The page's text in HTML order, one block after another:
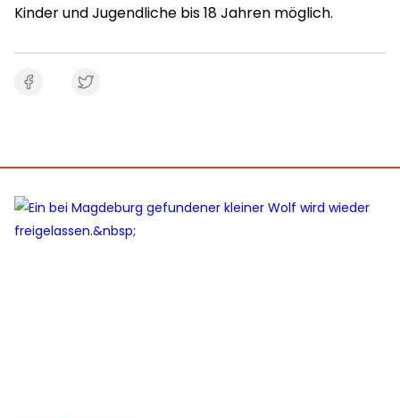
Kinder und Jugendliche bis 18 Jahren möglich.